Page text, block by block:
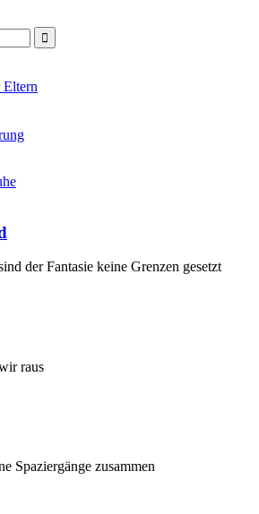
der Fantasie keine Grenzen gesetzt
raus
Spaziergänge zusammen